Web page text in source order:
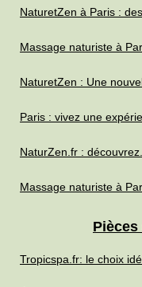
NaturetZen à Paris :
Massage naturiste à
NaturetZen : Une
Paris : vivez une
NaturZen.fr :
Massage naturiste à
Tropicspa.fr: le choix